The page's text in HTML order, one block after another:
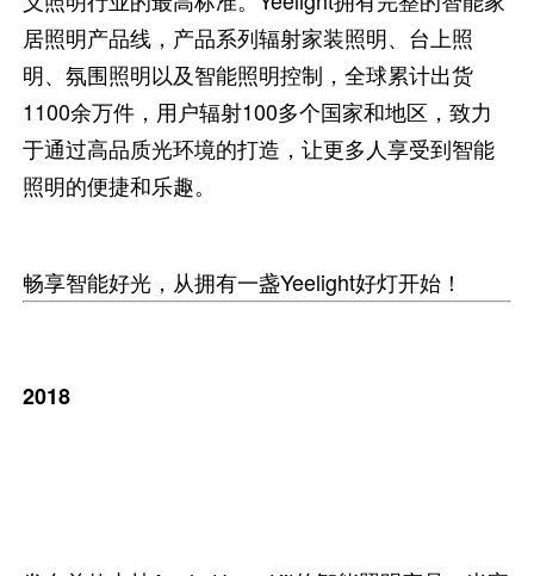
居照明产品线，产品系列辐射家装照明、台上照
明、氛围照明以及智能照明控制，全球累计出货
1100余万件，用户辐射100多个国家和地区，致力
于通过高品质光环境的打造，让更多人享受到智能
照明的便捷和乐趣。
畅享智能好光，从拥有一盏Yeelight好灯开始！
2018